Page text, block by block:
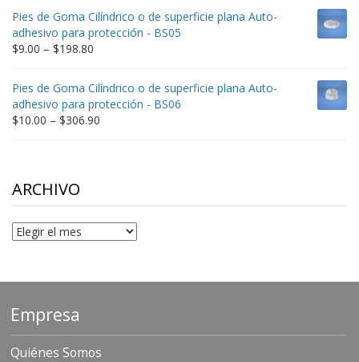
$9.00
through
$332.65
Pies de Goma Cilíndrico o de superficie plana Auto-
adhesivo para protección - BS05
$9.00 – $198.80
$9.00
through
$198.80
Pies de Goma Cilíndrico o de superficie plana Auto-
adhesivo para protección - BS06
$10.00 – $306.90
ARCHIVO
Archivo
Empresa
Quiénes Somos